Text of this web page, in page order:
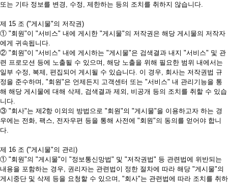
또는 기타 정보를 변경, 수정, 제한하는 등의 조치를 취하지 않습니다.
제 15 조 ("게시물"의 저작권)
① "회원"이 "서비스" 내에 게시한 "게시물"의 저작권은 해당 게시물의 저작자
에게 귀속됩니다.
② "회원"이 "서비스" 내에 게시하는 "게시물"은 검색결과 내지 "서비스" 및 관
련 프로모션 등에 노출될 수 있으며, 해당 노출을 위해 필요한 범위 내에서는
일부 수정, 복제, 편집되어 게시될 수 있습니다. 이 경우, 회사는 저작권법 규
정을 준수하며, "회원"은 언제든지 고객센터 또는 "서비스" 내 관리기능을 통
해 해당 게시물에 대해 삭제, 검색결과 제외, 비공개 등의 조치를 취할 수 있습
니다.
③ "회사"는 제2항 이외의 방법으로 "회원"의 "게시물"을 이용하고자 하는 경
우에는 전화, 팩스, 전자우편 등을 통해 사전에 "회원"의 동의를 얻어야 합니
다.
제 16 조 ("게시물"의 관리)
① "회원"의 "게시물"이 "정보통신망법" 및 "저작권법" 등 관련법에 위반되는
내용을 포함하는 경우, 권리자는 관련법이 정한 절차에 따라 해당 "게시물"의
게시중단 및 삭제 등을 요청할 수 있으며, "회사"는 관련법에 따라 조치를 취하